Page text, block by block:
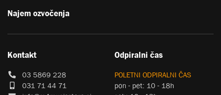
Najem ozvočenja
Kontakt
03 5869 228
031 71 44 71
Odpiralni čas
POLETNI ODPIRALNI ČAS
pon - pet: 10 - 18h